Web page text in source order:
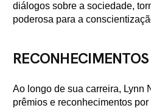
diálogos sobre a sociedade,
poderosa para a
Ao longo de sua carreira, Lynn
prêmios e reconhecimentos